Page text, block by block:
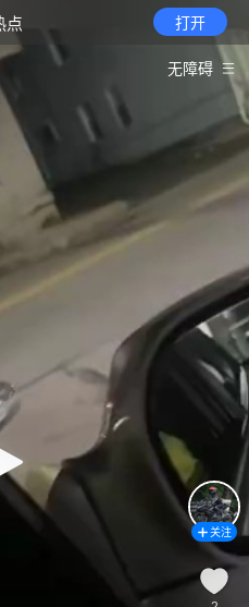
点 打开
无障碍
关注